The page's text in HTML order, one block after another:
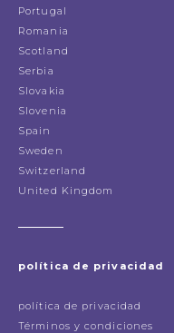
Portugal
Romania
Scotland
Serbia
Slovakia
Slovenia
Spain
Sweden
Switzerland
United Kingdom
política de privacidad
política de privacidad
Términos y condiciones